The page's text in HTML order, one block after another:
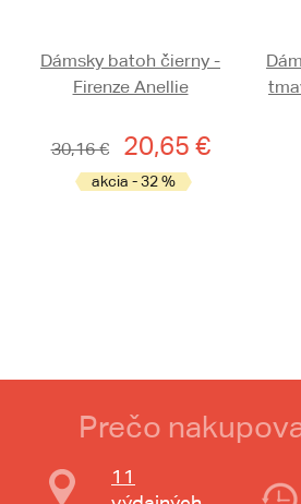
Dámsky batoh čierny -
Firenze Anellie
30,16 € 20,65 €
akcia - 32 %
Prečo
11